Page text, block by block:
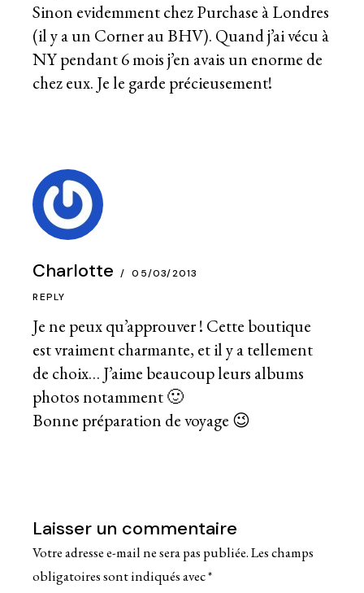
Sinon evidemment chez Purchase à Londres
(il y a un Corner au BHV). Quand j’ai vécu à
NY pendant 6 mois j’en avais un enorme de
chez eux. Je le garde précieusement!
Charlotte 05/03/2013
Je ne peux qu’approuver ! Cette boutique
est vraiment charmante, et il y a tellement
de choix… J’aime beaucoup leurs albums
photos notamment 🙂
Bonne préparation de voyage 😉
REPLY
Laisser un commentaire
Votre adresse e-mail ne sera pas publiée.Les champs
obligatoires sont indiqués avec*